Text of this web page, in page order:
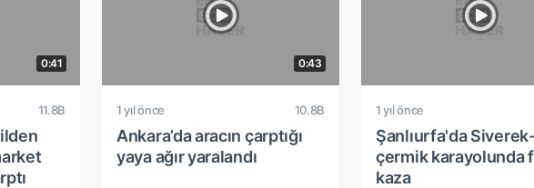
0:41
11.8B
0:43
1 yıl önce 10.8B
Ankara’da aracın çarptığı
yaya ağır yaralandı
1 yıl önce
Şanlıurfa'da
çermik karayolunda
kaza